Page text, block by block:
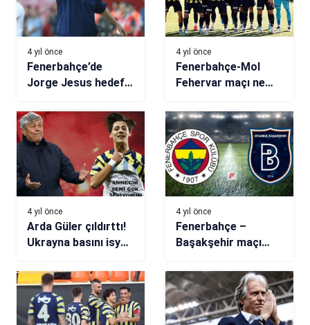
4 yıl önce
Fenerbahçe’de
Jorge Jesus hedefi
puan!
4 yıl önce
Fenerbahçe-Mol
Fehervar maçı ne
Fenerbahçe-Mol
Fehervar hazırlık
maçı saat kaçta,
hangi kanalda?
(11’ler belli oldu)
4 yıl önce
Arda Güler çıldırttı!
Ukrayna basını isyan
çocuk Kiev’i yerin
dibine soktu’
4 yıl önce
Fenerbahçe –
Başakşehir maçı